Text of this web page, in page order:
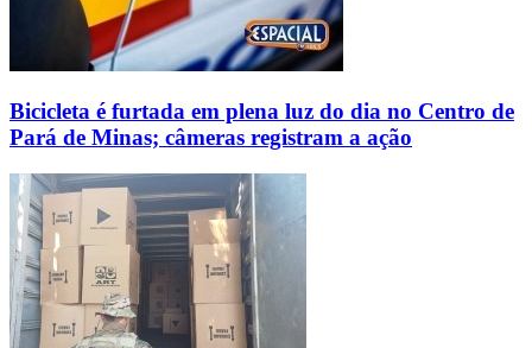
Bicicleta é furtada em plena luz do dia no Centro de
Pará de Minas; câmeras registram a ação